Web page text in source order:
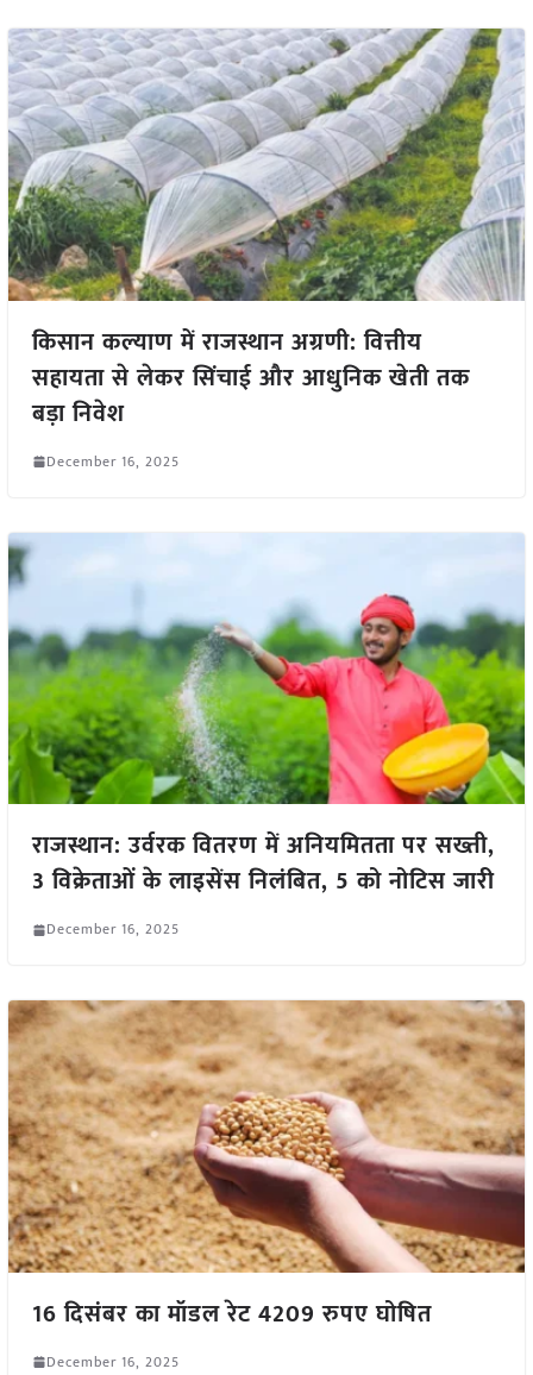
किसान कल्याण में राजस्थान अग्रणी: वित्तीय
सहायता से लेकर सिंचाई और आधुनिक खेती तक
बड़ा निवेश
December 16, 2025
राजस्थान: उर्वरक वितरण में अनियमितता पर सख्ती,
3 विक्रेताओं के लाइसेंस निलंबित, 5 को नोटिस जारी
December 16, 2025
16 दिसंबर का मॉडल रेट 4209 रुपए घोषित
December 16, 2025